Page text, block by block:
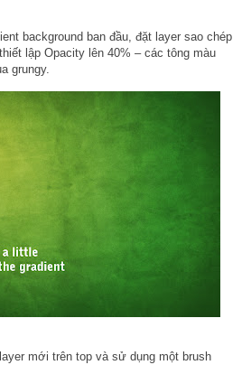
background ban đầu, đặt layer sao chép
lập Opacity lên 40% – các tông màu
grungy.
mới trên top và sử dụng một brush